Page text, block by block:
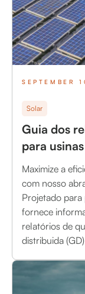
SEPTEMBER
Solar
Guia dos
para
Maximize a
com nosso
Projetado para
fornece
relatórios de
distribuida